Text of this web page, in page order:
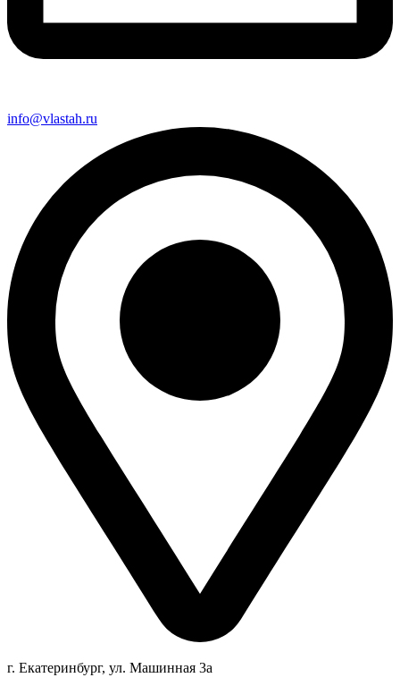
info@vlastah.ru
г. Екатеринбург, ул. Машинная 3а